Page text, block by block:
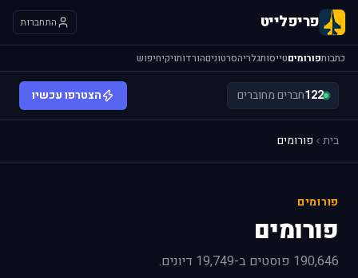
פריפלייט התחברות
כתבותפורומיםטייסותגלריהסרטוניםהורדותויקיחיפוש
122חברים מחוברים הצטרפו עכשיו
בית פורומים
פורומים
פורומים
190,646 פוסטים ב-19,749 דיונים.